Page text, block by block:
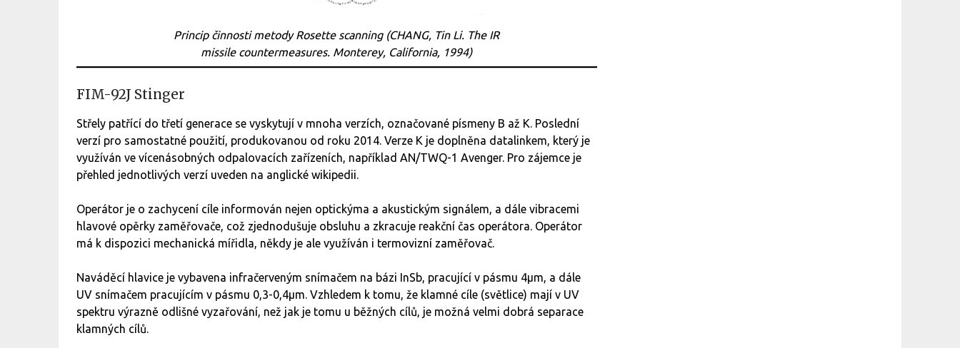
Princip činnosti metody Rosette scanning (CHANG, Tin Li. The IR
missile countermeasures. Monterey, California, 1994)
FIM-92J Stinger
Střely patřící do třetí generace se vyskytují v mnoha verzích, označované písmeny B až K. Poslední
verzí pro samostatné použití, produkovanou od roku 2014. Verze K je doplněna datalinkem, který je
využíván ve vícenásobných odpalovacích zařízeních, například AN/TWQ-1 Avenger. Pro zájemce je
přehled jednotlivých verzí uveden na anglické wikipedii.
Operátor je o zachycení cíle informován nejen optickýma a akustickým signálem, a dále vibracemi
hlavové opěrky zaměřovače, což zjednodušuje obsluhu a zkracuje reakční čas operátora. Operátor
má k dispozici mechanická mířidla, někdy je ale využíván i termovizní zaměřovač.
Naváděcí hlavice je vybavena infračerveným snímačem na bázi InSb, pracující v pásmu 4μm, a dále
UV snímačem pracujícím v pásmu 0,3-0,4μm. Vzhledem k tomu, že klamné cíle (světlice) mají v UV
spektru výrazně odlišné vyzařování, než jak je tomu u běžných cílů, je možná velmi dobrá separace
klamných cílů.